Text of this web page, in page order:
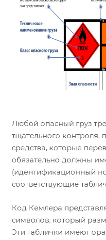
Любой опасный груз
тщательного контроля,
средства, которые
обязательно должны
(идентификационный
соответствующие
Код Кемлера
символов, который
Эти таблички имеют